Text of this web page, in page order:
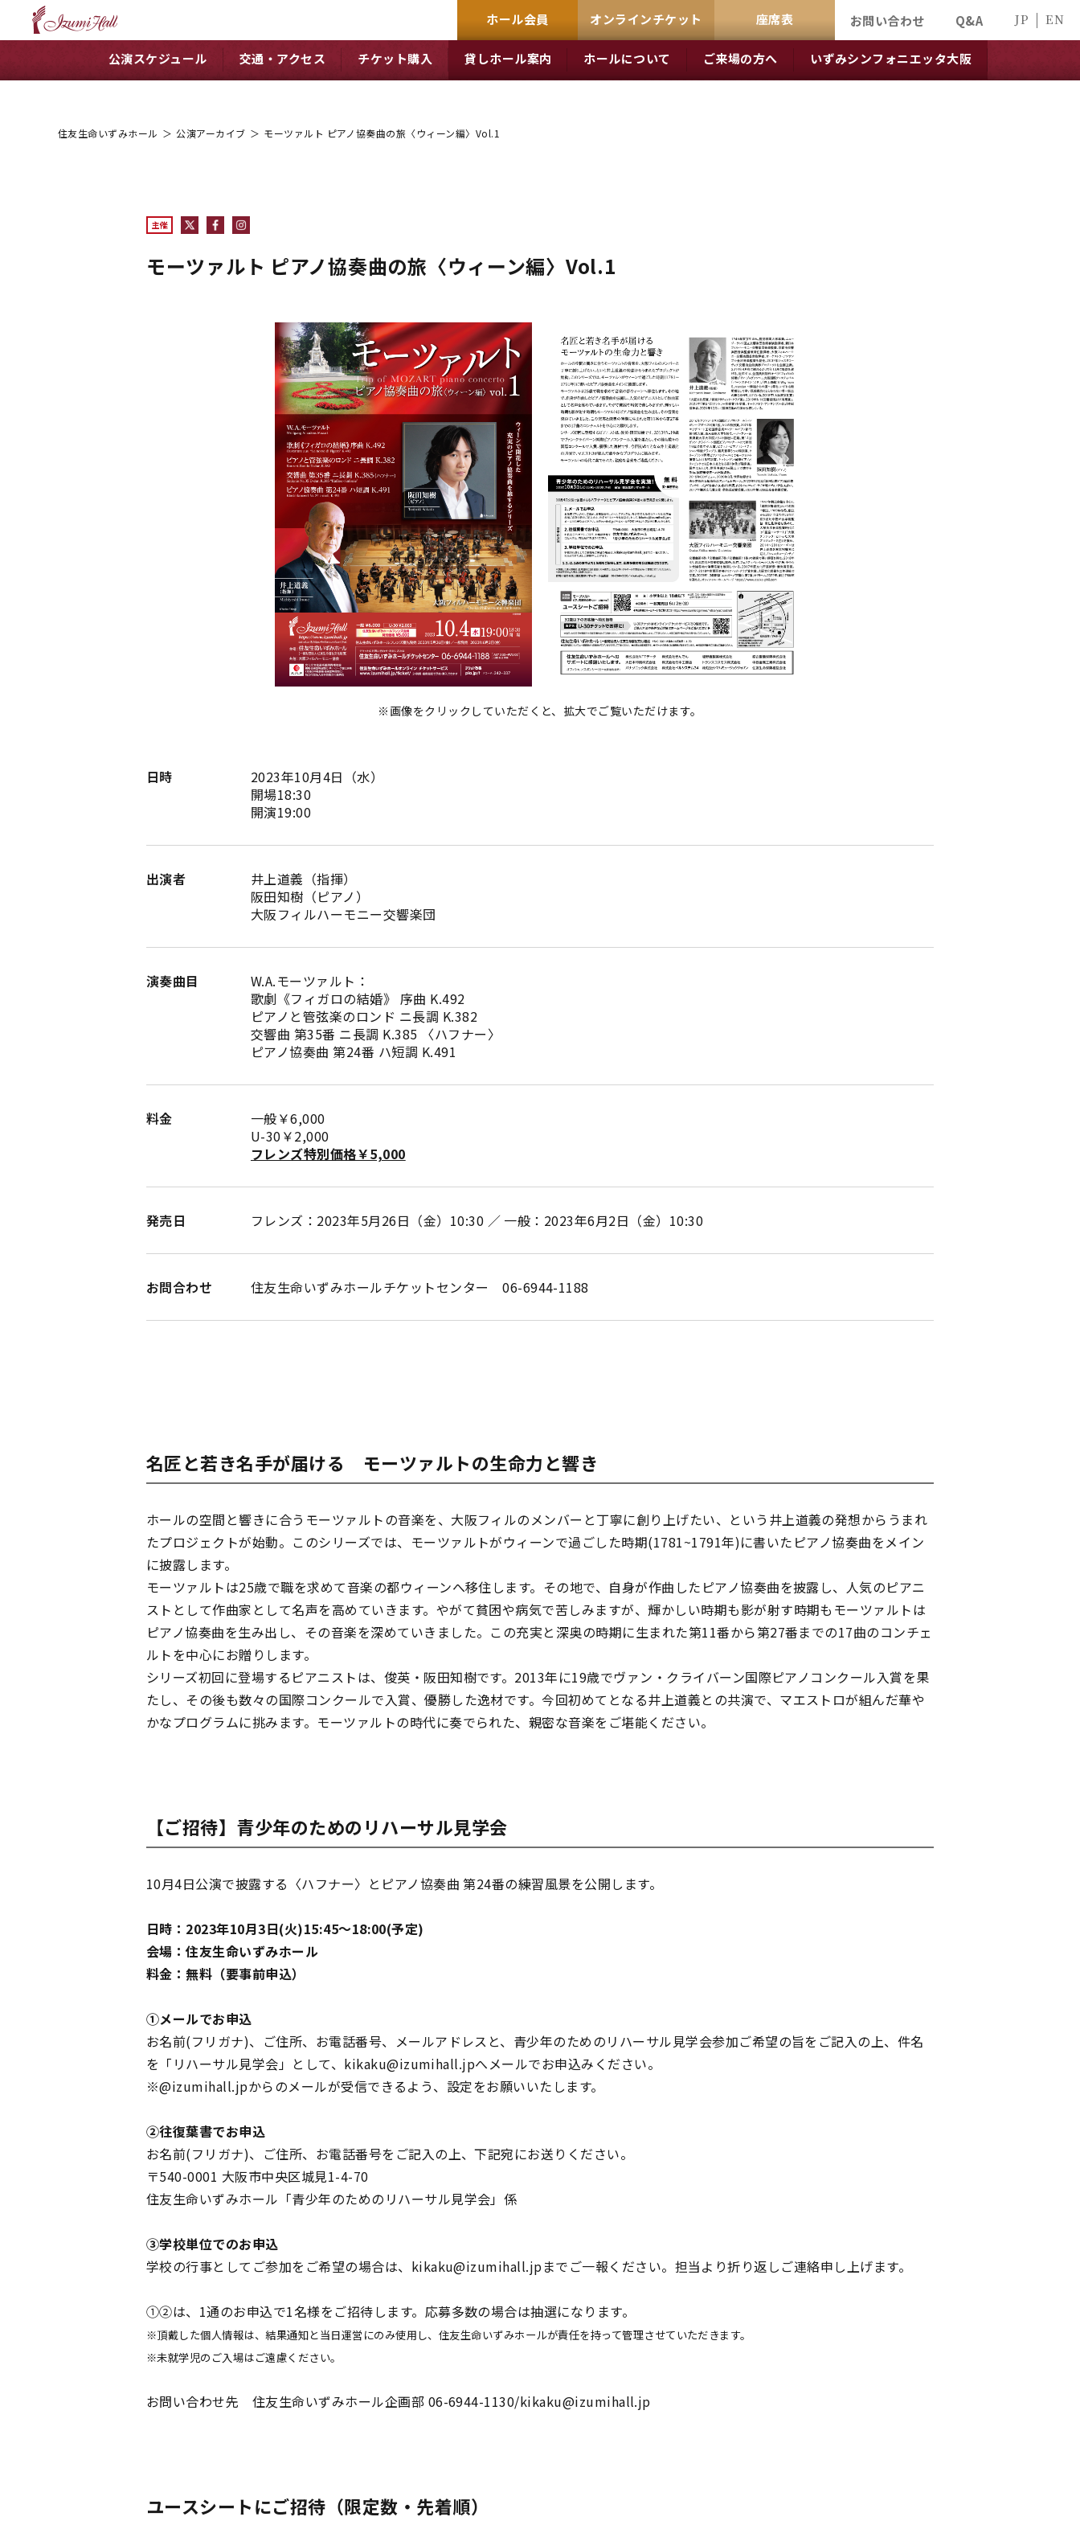
ホール会員 オンラインチケット 座席表 お問い合わせ Q&A JP EN
公演スケジュール 交通・アクセス チケット購入 貸しホール案内 ホールについて ご来場の方へ いずみシンフォニエッタ大阪
住友生命いずみホール ＞ 公演アーカイブ ＞ モーツァルト ピアノ協奏曲の旅〈ウィーン編〉Vol.1
主催
モーツァルト ピアノ協奏曲の旅〈ウィーン編〉Vol.1
※画像をクリックしていただくと、拡大でご覧いただけます。
日時
2023年10月4日（水）
開場18:30
開演19:00
出演者
井上道義（指揮）
阪田知樹（ピアノ）
大阪フィルハーモニー交響楽団
演奏曲目
W.A.モーツァルト：
歌劇《フィガロの結婚》 序曲 K.492
ピアノと管弦楽のロンド ニ長調 K.382
交響曲 第35番 ニ長調 K.385 〈ハフナー〉
ピアノ協奏曲 第24番 ハ短調 K.491
料金
一般￥6,000
U-30￥2,000
フレンズ特別価格￥5,000
発売日 フレンズ：2023年5月26日（金）10:30 ／ 一般：2023年6月2日（金）10:30
お問合わせ 住友生命いずみホールチケットセンター 06-6944-1188
名匠と若き名手が届ける モーツァルトの生命力と響き
ホールの空間と響きに合うモーツァルトの音楽を、大阪フィルのメンバーと丁寧に創り上げたい、という井上道義の発想からうまれ
たプロジェクトが始動。このシリーズでは、モーツァルトがウィーンで過ごした時期(1781~1791年)に書いたピアノ協奏曲をメイン
に披露します。
モーツァルトは25歳で職を求めて音楽の都ウィーンへ移住します。その地で、自身が作曲したピアノ協奏曲を披露し、人気のピアニ
ストとして作曲家として名声を高めていきます。やがて貧困や病気で苦しみますが、輝かしい時期も影が射す時期もモーツァルトは
ピアノ協奏曲を生み出し、その音楽を深めていきました。この充実と深奥の時期に生まれた第11番から第27番までの17曲のコンチェ
ルトを中心にお贈りします。
シリーズ初回に登場するピアニストは、俊英・阪田知樹です。2013年に19歳でヴァン・クライバーン国際ピアノコンクール入賞を果
たし、その後も数々の国際コンクールで入賞、優勝した逸材です。今回初めてとなる井上道義との共演で、マエストロが組んだ華や
かなプログラムに挑みます。モーツァルトの時代に奏でられた、親密な音楽をご堪能ください。
【ご招待】青少年のためのリハーサル見学会
10月4日公演で披露する〈ハフナー〉とピアノ協奏曲 第24番の練習風景を公開します。
日時：2023年10月3日(火)15:45～18:00(予定)
会場：住友生命いずみホール
料金：無料（要事前申込）
①メールでお申込
お名前(フリガナ)、ご住所、お電話番号、メールアドレスと、青少年のためのリハーサル見学会参加ご希望の旨をご記入の上、件名
を「リハーサル見学会」として、kikaku@izumihall.jpへメールでお申込みください。
※@izumihall.jpからのメールが受信できるよう、設定をお願いいたします。
②往復葉書でお申込
お名前(フリガナ)、ご住所、お電話番号をご記入の上、下記宛にお送りください。
〒540-0001 大阪市中央区城見1-4-70
住友生命いずみホール「青少年のためのリハーサル見学会」係
③学校単位でのお申込
学校の行事としてご参加をご希望の場合は、kikaku@izumihall.jpまでご一報ください。担当より折り返しご連絡申し上げます。
①②は、1通のお申込で1名様をご招待します。応募多数の場合は抽選になります。
※頂戴した個人情報は、結果通知と当日運営にのみ使用し、住友生命いずみホールが責任を持って管理させていただきます。
※未就学児のご入場はご遠慮ください。
お問い合わせ先 住友生命いずみホール企画部 06-6944-1130/kikaku@izumihall.jp
ユースシートにご招待（限定数・先着順）